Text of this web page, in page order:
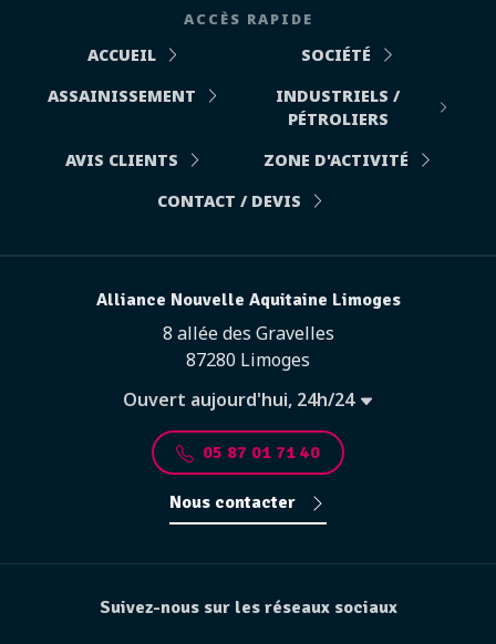
ACCÈS RAPIDE
ACCUEIL
SOCIÉTÉ
ASSAINISSEMENT
INDUSTRIELS /
PÉTROLIERS
AVIS CLIENTS
ZONE D'ACTIVITÉ
CONTACT / DEVIS
Alliance Nouvelle Aquitaine Limoges
8 allée des Gravelles
87280 Limoges
Ouvert aujourd'hui, 24h/24
05 87 01 71 40
Nous contacter
Suivez-nous sur les réseaux sociaux